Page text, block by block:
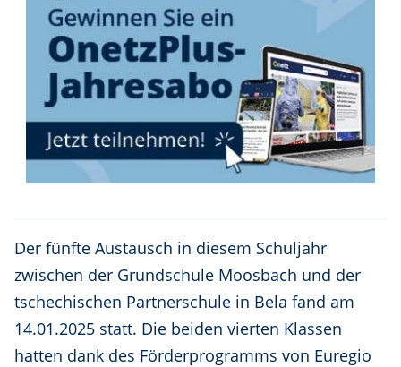
Der fünfte Austausch in diesem Schuljahr
zwischen der Grundschule Moosbach und der
tschechischen Partnerschule in Bela fand am
14.01.2025 statt. Die beiden vierten Klassen
hatten dank des Förderprogramms von Euregio